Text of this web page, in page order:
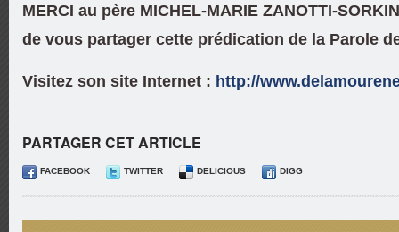
MERCI au père MICHEL-MARIE ZANOTTI-
de vous partager cette prédication de la Parole
Visitez son site Internet : http://
PARTAGER CET ARTICLE
FACEBOOK TWITTER DELICIOUS DIGG